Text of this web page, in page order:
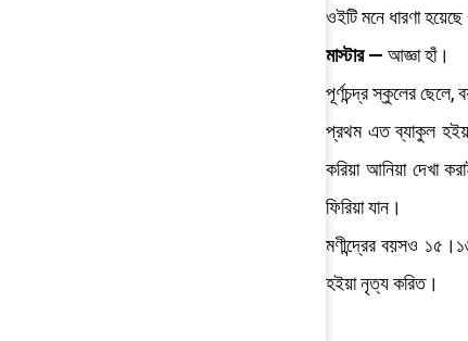
ওইটি মনে ধারণা
মাস্টার — আজ্ঞা হাঁ।
পূর্ণচন্দ্র স্কুলের
প্রথম এত ব্যাকুল
করিয়া আনিয়া দেখা
ফিরিয়া যান।
মণীন্দ্রের বয়সও
হইয়া নৃত্য করিত।